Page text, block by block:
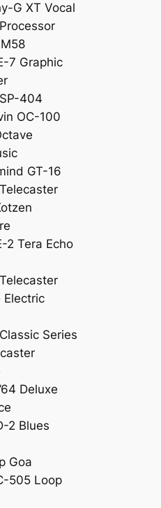
G XT Vocal
7 Graphic
404
OC-100
GT-16
2 Tera Echo
Electric
Series
Deluxe
2 Blues
Goa
505 Loop